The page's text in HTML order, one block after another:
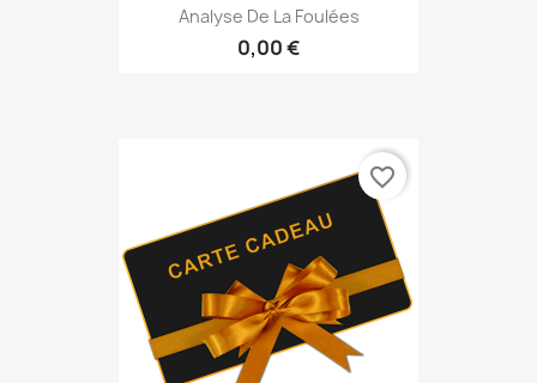
Analyse De La Foulées
0,00 €
favorite_border